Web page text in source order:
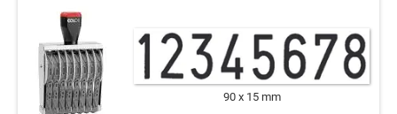
90 x 15 mm